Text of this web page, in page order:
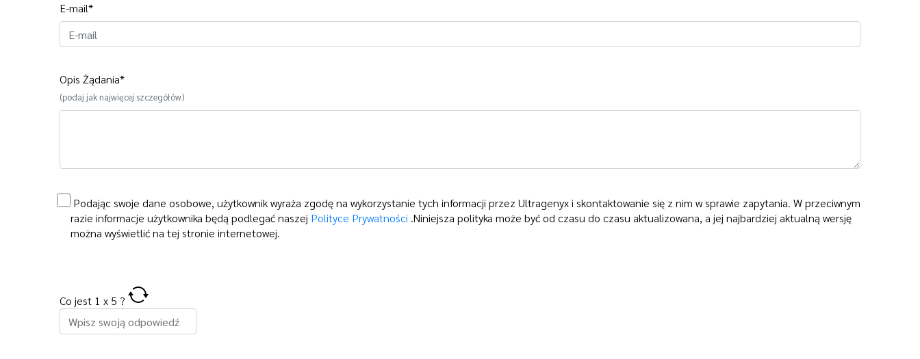
E-mail*
Opis Żądania*
(podaj jak najwięcej szczegółów)
Podając swoje dane osobowe, użytkownik wyraża zgodę na wykorzystanie tych informacji przez Ultragenyx i skontaktowanie się z nim w sprawie zapytania. W przeciwnym
razie informacje użytkownika będą podlegać naszej Polityce Prywatności .Niniejsza polityka może być od czasu do czasu aktualizowana, a jej najbardziej aktualną wersję
można wyświetlić na tej stronie internetowej.
Co jest 1 x 5 ?